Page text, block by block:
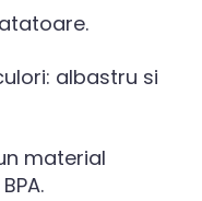
albastru si
material